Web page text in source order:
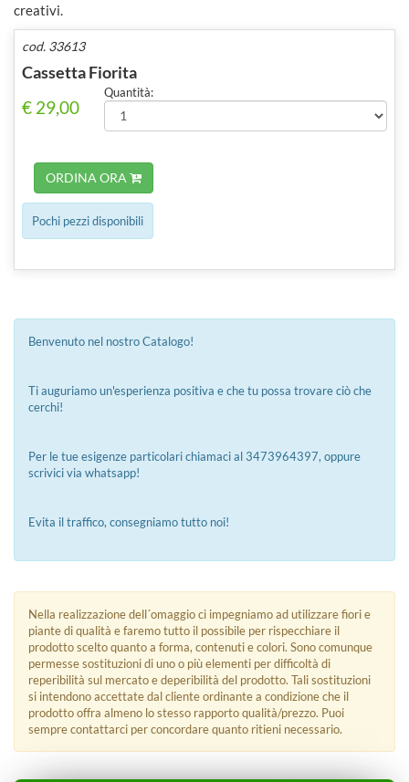
creativi.
cod. 33613
Cassetta Fiorita
€ 29,00
Quantità:
ORDINA ORA
Pochi pezzi disponibili
Benvenuto nel nostro Catalogo!
Ti auguriamo un'esperienza positiva e che tu possa trovare ciò che
cerchi!
Per le tue esigenze particolari chiamaci al 3473964397, oppure
scrivici via whatsapp!
Evita il traffico, consegniamo tutto noi!
Nella realizzazione dell´omaggio ci impegniamo ad utilizzare fiori e
piante di qualità e faremo tutto il possibile per rispecchiare il
prodotto scelto quanto a forma, contenuti e colori. Sono comunque
permesse sostituzioni di uno o più elementi per difficoltà di
reperibilità sul mercato e deperibilità del prodotto. Tali sostituzioni
si intendono accettate dal cliente ordinante a condizione che il
prodotto offra almeno lo stesso rapporto qualità/prezzo. Puoi
sempre contattarci per concordare quanto ritieni necessario.